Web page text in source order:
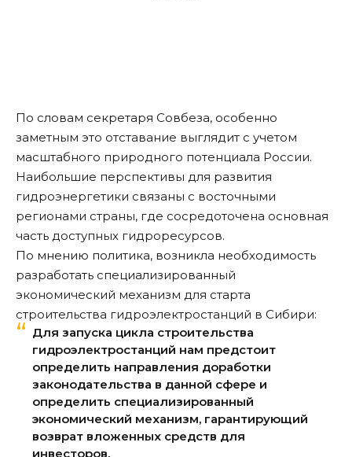
По словам секретаря Совбеза, особенно
заметным это отставание выглядит с учетом
масштабного природного потенциала России.
Наибольшие перспективы для развития
гидроэнергетики связаны с восточными
регионами страны, где сосредоточена основная
часть доступных гидроресурсов.
По мнению политика, возникла необходимость
разработать специализированный
экономический механизм для старта
строительства гидроэлектростанций в Сибири:
Для запуска цикла строительства
гидроэлектростанций нам предстоит
определить направления доработки
законодательства в данной сфере и
определить специализированный
экономический механизм, гарантирующий
возврат вложенных средств для
инвесторов.